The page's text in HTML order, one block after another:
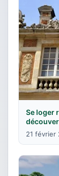
Se loger
21 février